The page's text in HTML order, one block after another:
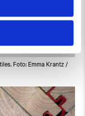
Foto: Emma Krantz /